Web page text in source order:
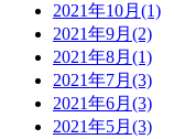
2021年10月(1)
2021年9月(2)
2021年8月(1)
2021年7月(3)
2021年6月(3)
2021年5月(3)